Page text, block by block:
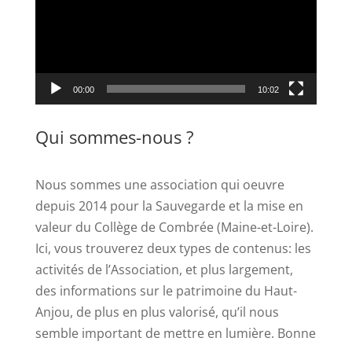
00:00 10:02
Qui sommes-nous ?
Nous sommes une association qui oeuvre
depuis 2014 pour la Sauvegarde et la mise en
valeur du Collège de Combrée (Maine-et-Loire).
Ici, vous trouverez deux types de contenus: les
activités de l’Association, et plus largement,
des informations sur le patrimoine du Haut-
Anjou, de plus en plus valorisé, qu’il nous
semble important de mettre en lumière. Bonne